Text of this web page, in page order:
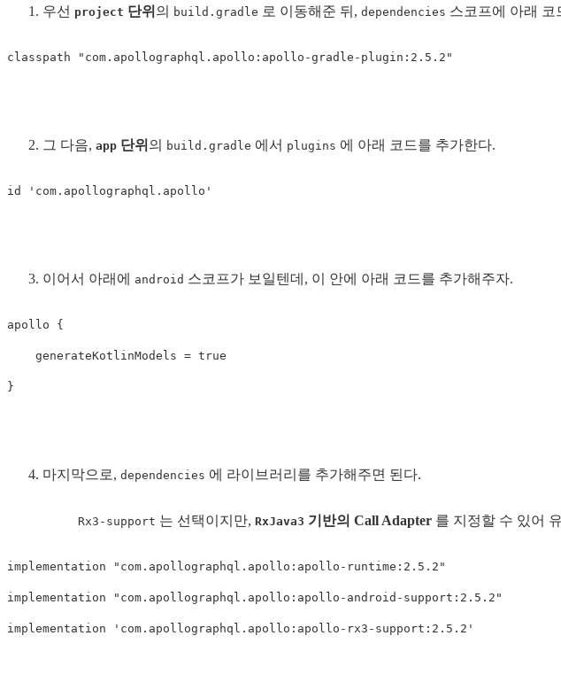
우선 project 단위 의 build.gradle 로 이동해준 뒤, dependencies 스코프에 아래 코
classpath "com.apollographql.apollo:apollo-gradle-plugin:2.5.2"
그 다음, app 단위 의 build.gradle 에서 plugins 에 아래 코드를 추가한다.
id 'com.apollographql.apollo'
이어서 아래에 android 스코프가 보일텐데, 이 안에 아래 코드를 추가해주자.
apollo {
    generateKotlinModels
= true
}
마지막으로, dependencies 에 라이브러리를 추가해주면 된다.
Rx3-support 는 선택이지만, RxJava3 기반의 Call Adapter 를 지정할 수 있어
implementation "com.apollographql.apollo:apollo-runtime:2.5.2"
implementation "com.apollographql.apollo:apollo-android-support:2.5.2"
implementation 'com.apollographql.apollo:apollo-rx3-support:2.5.2'